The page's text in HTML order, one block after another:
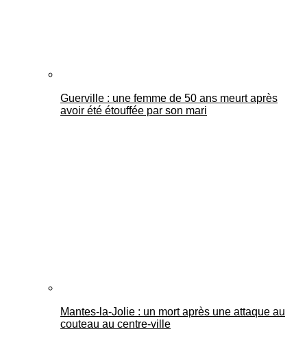
Guerville : une femme de 50 ans meurt après
avoir été étouffée par son mari
Mantes-la-Jolie : un mort après une attaque au
couteau au centre-ville